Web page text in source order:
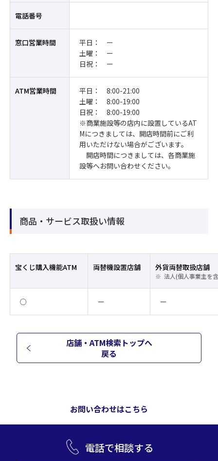
電話番号
窓口営業時間
平日： ー
土曜： ー
日祝： ー
ATM営業時間
平日： 8:00-21:00
土曜： 8:00-19:00
日祝： 8:00-19:00
※商業施設等の店内に設置しているAT
Mにつきましては、開店時間前にご利
用いただけない場合がございます。
開店時間につきましては、各商業施
設等へお問い合わせください。
商品・サービス取扱い情報
宝くじ購入機能ATM 両替機設置店舗 外貨両替取扱店舗
法人(個人事業主を
○ ー ー
店舗・ATM検索トップへ
戻る
お問い合わせはこちら
電話で相談する